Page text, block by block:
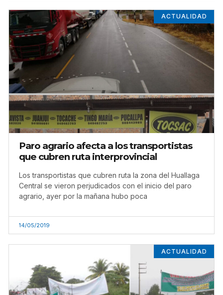
ACTUALIDAD
Paro agrario afecta a los transportistas
que cubren ruta interprovincial
Los transportistas que cubren ruta la zona del Huallaga
Central se vieron perjudicados con el inicio del paro
agrario, ayer por la mañana hubo poca
14/05/2019
ACTUALIDAD